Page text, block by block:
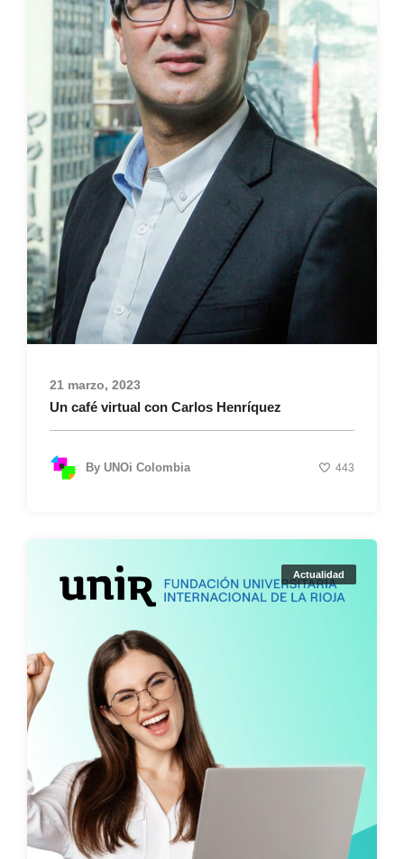
21 marzo, 2023
Un café virtual con Carlos Henríquez
By UNOi Colombia 443
Actualidad